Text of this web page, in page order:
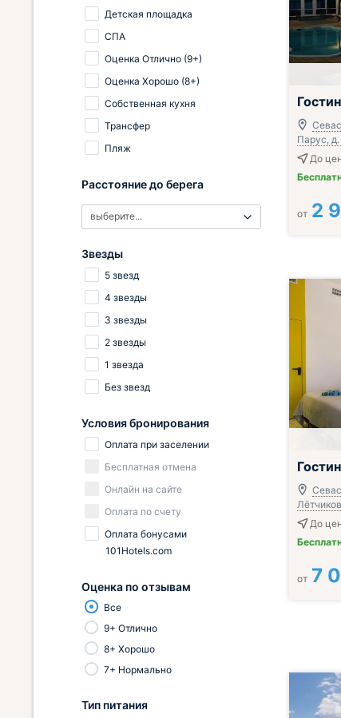
Парус, д.
До
от 2
До
от 7
Детская площадка
СПА
Оценка Отлично (9+)
Оценка Хорошо (8+)
Собственная кухня
Трансфер
Пляж
Расстояние до берега
выберите...
Звезды
5 звезд
4 звезды
3 звезды
2 звезды
1 звезда
Без звезд
Условия бронирования
Оплата при заселении
Бесплатная отмена
Онлайн на сайте
Оплата по счету
Оплата бонусами
101Hotels.com
Оценка по отзывам
Все
9+ Отлично
8+ Хорошо
7+ Нормально
Тип питания